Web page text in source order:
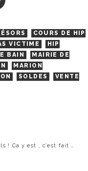
COURS DE HIP
VICTIME
HIP
BAIN
MAIRIE DE
MARION
SOLDES
VENTE
! Ca y est , c’est fait …